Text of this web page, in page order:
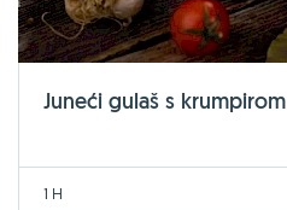
Juneći gulaš s krumpirom
1 H